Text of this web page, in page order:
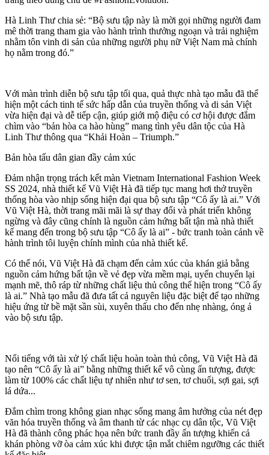
Hà Linh Thư chia sẻ: “Bộ sưu tập này là mời gọi những người đam
mê thời trang tham gia vào hành trình thưởng ngoạn và trải nghiệm
nhằm tôn vinh di sản của những người phụ nữ Việt Nam mà chính
họ nằm trong đó.”
Với màn trình diễn bộ sưu tập tối qua, quả thực nhà tạo mẫu đã thể
hiện một cách tinh tế sức hấp dẫn của truyền thống và di sản Việt
vừa hiện đại và dễ tiếp cận, giúp giới mộ điệu có cơ hội được đắm
chìm vào “bản hòa ca hào hùng” mang tình yêu dân tộc của Hà
Linh Thư thông qua “Khải Hoàn – Triumph.”
Bản hòa tấu dân gian đầy cảm xúc
Đảm nhận trọng trách kết màn Vietnam International Fashion Week
SS 2024, nhà thiết kế Vũ Việt Hà đã tiếp tục mang hơi thở truyền
thống hòa vào nhịp sống hiện đại qua bộ sưu tập “Cô ấy là ai.” Với
Vũ Việt Hà, thời trang mãi mãi là sự thay đổi và phát triển không
ngừng và đây cũng chính là nguồn cảm hứng bất tận mà nhà thiết
kế mang đến trong bộ sưu tập “Cô ấy là ai” - bức tranh toàn cảnh về
hành trình tôi luyện chính mình của nhà thiết kế.
Có thế nói, Vũ Việt Hà đã chạm đến cảm xúc của khán giả bằng
nguồn cảm hứng bất tận về vẻ đẹp vừa mềm mại, uyển chuyển lại
mạnh mẽ, thô ráp từ những chất liệu thủ công thể hiện trong “Cô ấy
là ai.” Nhà tạo mẫu đã đưa tất cả nguyên liệu đặc biệt để tạo những
hiệu ứng từ bề mặt sần sùi, xuyên thấu cho đến nhẹ nhàng, óng ả
vào bộ sưu tập.
Nổi tiếng với tài xử lý chất liệu hoàn toàn thủ công, Vũ Việt Hà đã
tạo nên “Cô ấy là ai” bằng những thiết kế vô cùng ấn tượng, được
làm từ 100% các chất liệu tự nhiên như tơ sen, tơ chuối, sợi gai, sợi
lá dứa...
Đắm chìm trong không gian nhạc sống mang âm hưởng của nét đẹp
văn hóa truyền thống và âm thanh từ các nhạc cụ dân tộc, Vũ Việt
Hà đã thành công phác họa nên bức tranh đầy ấn tượng khiến cả
khán phòng vỡ òa cảm xúc khi được tận mắt chiêm ngưỡng các thiết